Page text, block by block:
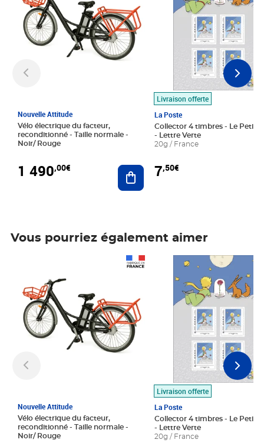
Nouvelle Attitude
Vélo électrique du facteur,
reconditionné - Taille normale -
Noir/ Rouge
1 490,00€ Ajouter au panier
Livraison offerte
La Poste
Collector 4 timbres - Le Petit
- Lettre Verte
20g / France
7,50€
Vous pourriez également aimer
Nouvelle Attitude
Vélo électrique du facteur,
reconditionné - Taille normale -
Noir/ Rouge
Livraison offerte
La Poste
Collector 4 timbres - Le Petit
- Lettre Verte
20g / France
Prix 7,50€